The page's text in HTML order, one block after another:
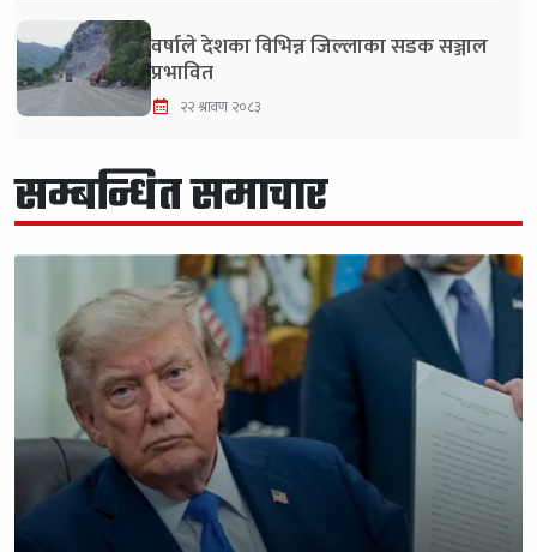
वर्षाले देशका विभिन्न जिल्लाका सडक सञ्जाल
प्रभावित
२२ श्रावण २०८३
सम्बन्धित समाचार